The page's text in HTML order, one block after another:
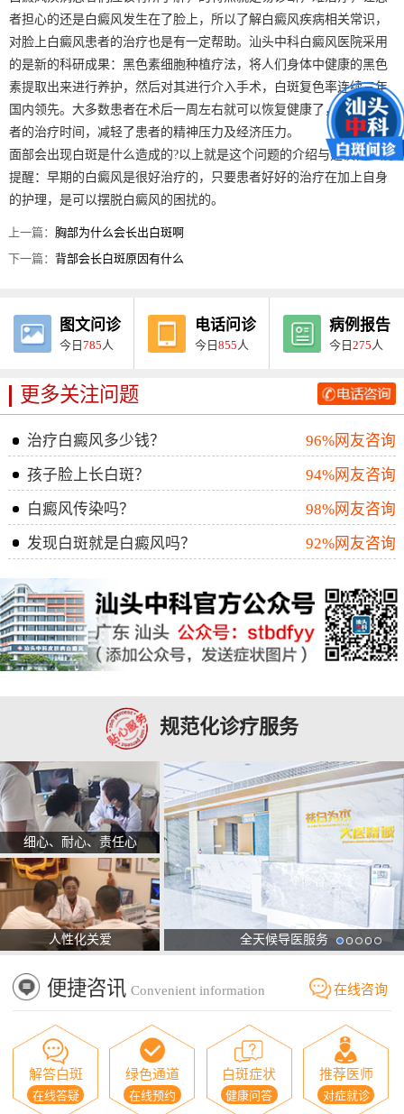
者担心的还是白癜风发生在了脸上，所以了解白癜风疾病相关常识，
对脸上白癜风患者的治疗也是有一定帮助。汕头中科白癜风医院采用
的是新的科研成果：黑色素细胞种植疗法，将人们身体中健康的黑色
素提取出来进行养护，然后对其进行介入手术，白斑复色率连续三年
国内领先。大多数患者在术后一周左右就可以恢复健康了，缩短了患
者的治疗时间，减轻了患者的精神压力及经济压力。
面部会出现白斑是什么造成的?以上就是这个问题的介绍与建议，医院
提醒：早期的白癜风是很好治疗的，只要患者好好的治疗在加上自身
的护理，是可以摆脱白癜风的困扰的。
上一篇：胸部为什么会长出白斑啊
下一篇：背部会长白斑原因有什么
图文问诊
今日785 人
电话问诊
今日855 人
病例报告
今日275 人
更多关注问题
治疗白癜风多少钱？
96%网友咨询
孩子脸上长白斑？
94%网友咨询
白癜风传染吗？
98%网友咨询
发现白斑就是白癜风吗？
92%网友咨询
规范化诊疗服务
细心、耐心、责任心
人性化关爱 全天候导医服务
便捷咨讯 Convenient information 在线咨询
解答白斑
在线答疑
绿色通道
在线预约
白斑症状
健康问答
推荐医师
对症就诊